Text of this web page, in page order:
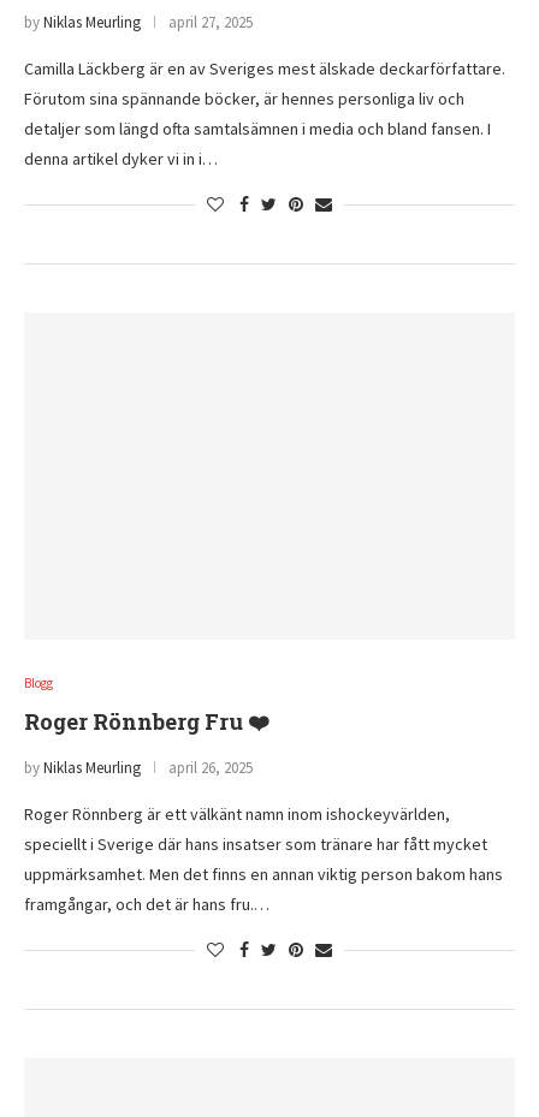
byNiklas Meurling april 27, 2025
Camilla Läckberg är en av Sveriges mest älskade deckarförfattare.
Förutom sina spännande böcker, är hennes personliga liv och
detaljer som längd ofta samtalsämnen i media och bland fansen. I
denna artikel dyker vi in i…
Blogg
Roger Rönnberg Fru ❤️
byNiklas Meurling april 26, 2025
Roger Rönnberg är ett välkänt namn inom ishockeyvärlden,
speciellt i Sverige där hans insatser som tränare har fått mycket
uppmärksamhet. Men det finns en annan viktig person bakom hans
framgångar, och det är hans fru.…